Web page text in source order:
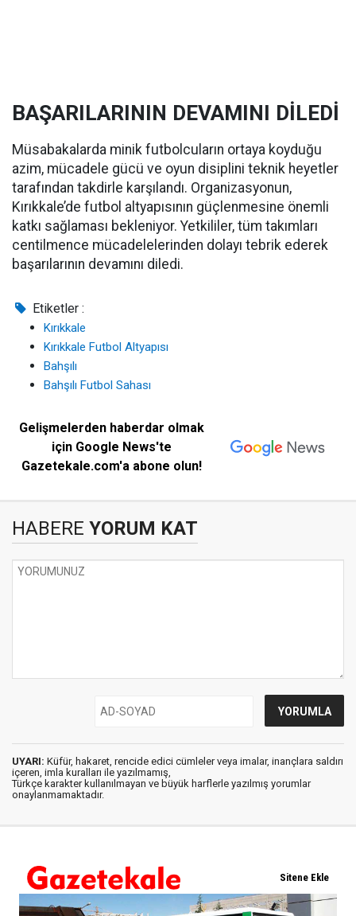
BAŞARILARININ DEVAMINI DİLEDİ
Müsabakalarda minik futbolcuların ortaya koyduğu
azim, mücadele gücü ve oyun disiplini teknik heyetler
tarafından takdirle karşılandı. Organizasyonun,
Kırıkkale’de futbol altyapısının güçlenmesine önemli
katkı sağlaması bekleniyor. Yetkililer, tüm takımları
centilmence mücadelelerinden dolayı tebrik ederek
başarılarının devamını diledi.
Etiketler :
Kırıkkale
Kırıkkale Futbol Altyapısı
Bahşılı
Bahşılı Futbol Sahası
Gelişmelerden haberdar olmak
için Google News'te
Gazetekale.com'a abone olun!
HABERE YORUM KAT
UYARI: Küfür, hakaret, rencide edici cümleler veya imalar, inançlara saldırı
içeren, imla kuralları ile yazılmamış,
Türkçe karakter kullanılmayan ve büyük harflerle yazılmış yorumlar
onaylanmamaktadır.